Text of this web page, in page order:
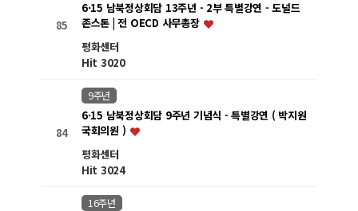
85
6·15 남북정상회담 13주년 - 2부 특별강연 - 도널드
존스톤 | 전 OECD 사무총장
평화센터
Hit 3020
84
9주년
6·15 남북정상회담 9주년 기념식 - 특별강연 ( 박지원
국회의원 )
평화센터
Hit 3024
16주년